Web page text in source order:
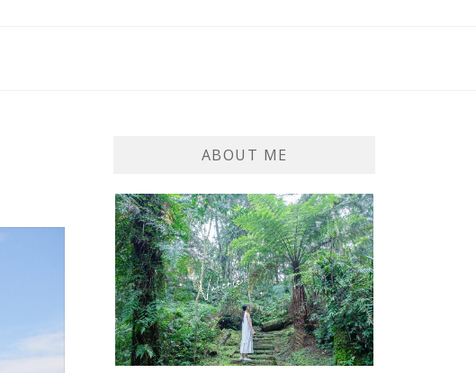
ABOUT ME